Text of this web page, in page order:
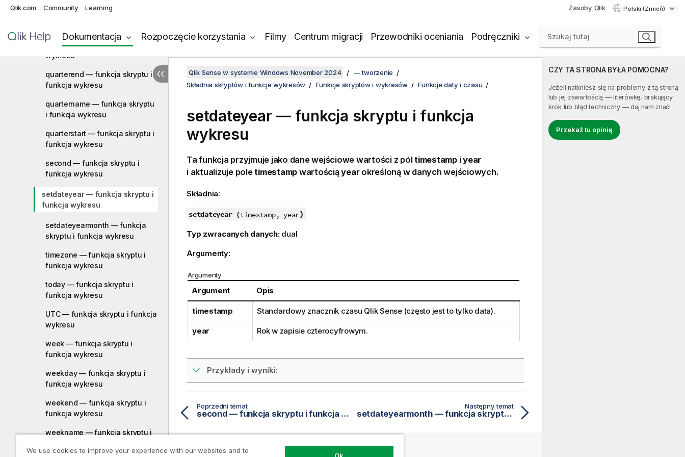
Qlik.com Community Learning Zasoby Qlik Polski (Zmień)
Dokumentacja Rozpoczęcie korzystania Filmy Centrum migracji Przewodniki oceniania Podręczniki
networkdays — funkcja skryptu
now — funkcja skryptu i funkcja
wykresu
quarterend — funkcja skryptu i
funkcja wykresu
quartername — funkcja skryptu
i funkcja wykresu
quarterstart — funkcja skryptu i
funkcja wykresu
second — funkcja skryptu i
funkcja wykresu
setdateyear — funkcja skryptu i
funkcja wykresu
setdateyearmonth — funkcja
skryptu i funkcja wykresu
timezone — funkcja skryptu i
funkcja wykresu
today — funkcja skryptu i
funkcja wykresu
UTC — funkcja skryptu i funkcja
wykresu
week — funkcja skryptu i
funkcja wykresu
weekday — funkcja skryptu i
funkcja wykresu
weekend — funkcja skryptu i
funkcja wykresu
weekname — funkcja skryptu i
CZY TA STRONA BYŁA POMOCNA?
Jeżeli natkniesz się na problemy z tą stroną
lub jej zawartością — literówkę, brakujący
krok lub błąd techniczny — daj nam znać!
Przekaż tu opinię
Qlik Sense w systemie Windows November 2024
— tworzenie
Składnia skryptów i funkcje wykresów
Funkcje skryptów i wykresów Funkcje daty i czasu
setdateyear — funkcja skryptu i funkcja
wykresu
Ta funkcja przyjmuje jako dane wejściowe wartości z pól timestamp iyear
i aktualizuje pole timestamp wartościąyear określoną w danych wejściowych.
Składnia:
setdateyear (timestamp, year)
Typ zwracanych danych: dual
Argumenty:
Argumenty
Argument Opis
timestamp Standardowy znacznik czasu Qlik Sense(często jest to tylko data).
year Rok w zapisie czterocyfrowym.
Przykłady i wyniki:
Poprzedni temat
second — funkcja skryptu i funkcja wykresu
Następny temat
setdateyearmonth — funkcja skryptu i funkcja wykresu
We use cookies to improve your experience with our websites and to